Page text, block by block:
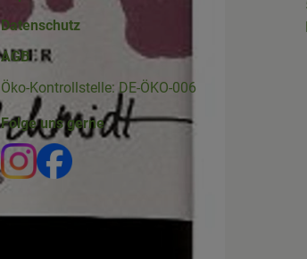
Datenschutz
AGB
Öko-Kontrollstelle: DE-ÖKO-006
Folge uns gerne
Externer Link zu https://
Externer Link zu https://